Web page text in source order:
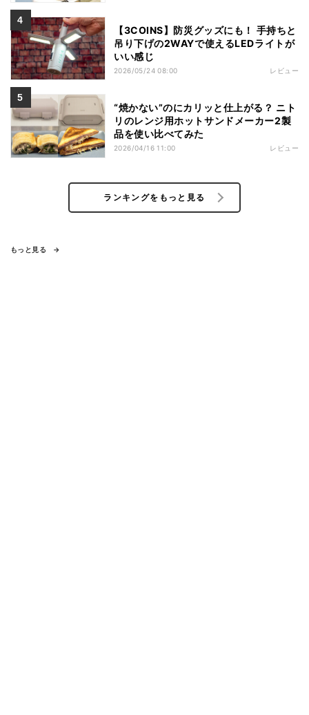
【3COINS】防災グッズにも！ 手持ちと
吊り下げの2WAYで使えるLEDライトが
いい感じ
2026/05/24 08:00 レビュー
“焼かない”のにカリッと仕上がる？ ニト
リのレンジ用ホットサンドメーカー2製
品を使い比べてみた
2026/04/16 11:00 レビュー
ランキングをもっと見る
もっと見る